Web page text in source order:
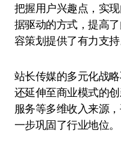
把握用户兴趣点，实
据驱动的方式，提高
容策划提供了有力支持
站长传媒的多元化战
还延伸至商业模式的
服务等多维收入来源
一步巩固了行业地位。